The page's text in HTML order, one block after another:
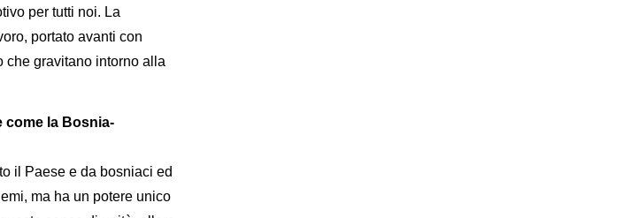
per tutti noi. La
portato avanti con
che gravitano intorno alla
come la Bosnia-
il Paese e da bosniaci ed
ma ha un potere unico